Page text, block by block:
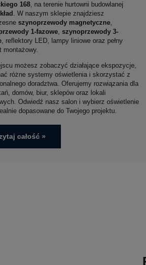
168, na terenie hurtowni budowlanej
. W naszym sklepie znajdziesz
szynoprzewody magnetyczne,
1-fazowe, szynoprzewody 3-
, reflektory LED, lampy liniowe oraz pełny
montażowy.
możesz zobaczyć działające ekspozycje,
różne systemy oświetlenia i skorzystać z
doradztwa. Oferujemy rozwiązania dla
domów, biur, sklepów oraz lokali
Odwiedź nasz salon i wybierz oświetlenie
dopasowane do Twojego projektu.
całość »